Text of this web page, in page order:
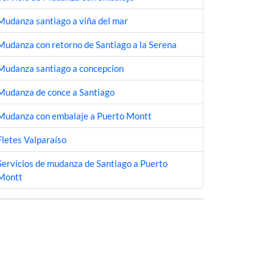
santiago a viña del mar
con retorno de Santiago a la Serena
santiago a concepcion
de conce a Santiago
con embalaje a Puerto Montt
Valparaíso
de mudanza de Santiago a Puerto